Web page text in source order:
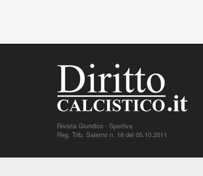
Rivista Giuridico - Sportiva
Reg. Trib. Salerno n. 18 del 05.10.2011